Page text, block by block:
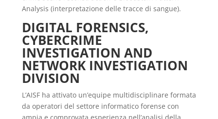
Analysis (interpretazione delle tracce di sangue).
DIGITAL FORENSICS,
CYBERCRIME
INVESTIGATION AND
NETWORK INVESTIGATION
DIVISION
L’AISF ha attivato un’equipe multidisciplinare formata
da operatori del settore informatico forense con